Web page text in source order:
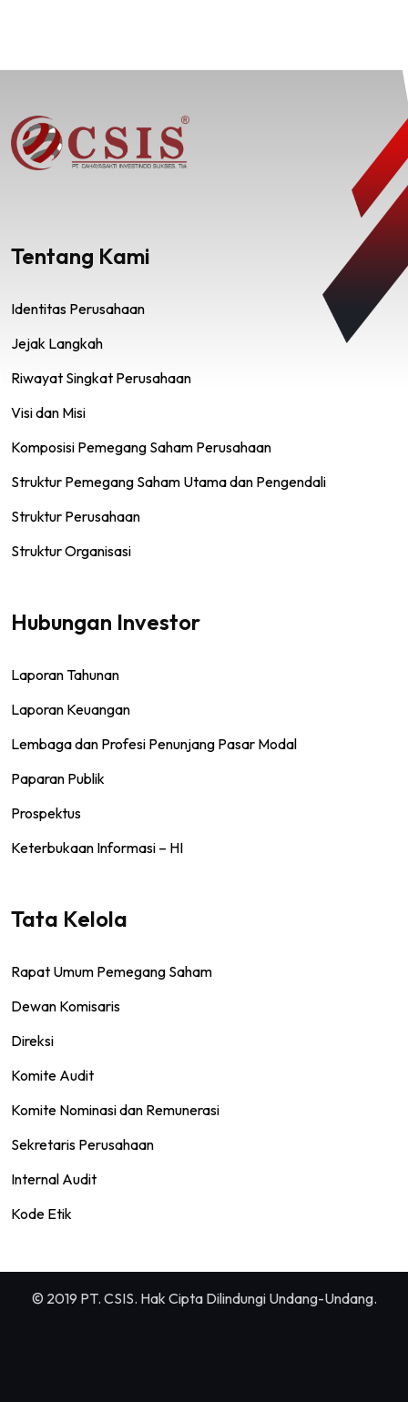
Tentang Kami
Identitas Perusahaan
Jejak Langkah
Riwayat Singkat Perusahaan
Visi dan Misi
Komposisi Pemegang Saham Perusahaan
Struktur Pemegang Saham Utama dan Pengendali
Struktur Perusahaan
Struktur Organisasi
Hubungan Investor
Laporan Tahunan
Laporan Keuangan
Lembaga dan Profesi Penunjang Pasar Modal
Paparan Publik
Prospektus
Keterbukaan Informasi – HI
Tata Kelola
Rapat Umum Pemegang Saham
Dewan Komisaris
Direksi
Komite Audit
Komite Nominasi dan Remunerasi
Sekretaris Perusahaan
Internal Audit
Kode Etik
© 2019 PT. CSIS. Hak Cipta Dilindungi Undang-Undang.